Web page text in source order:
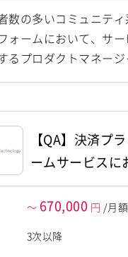
数の多いコミュニテ
ォームにおいて、サ
るプロダクトマネー
。 多くの利用者に日
の向上と事業成長の
ジションです。 課題設
様設計、開発ディレク
後の改善までを一貫し
用者への聞き取りや定
仮説を立て、チームと...
【QA】決済プ
ームサービスに
質保証体制構築
援
～ 670,000 円 /月額
3次以降